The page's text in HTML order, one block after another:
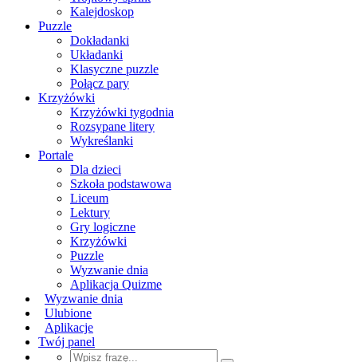
Kalejdoskop
Puzzle
Dokładanki
Układanki
Klasyczne puzzle
Połącz pary
Krzyżówki
Krzyżówki tygodnia
Rozsypane litery
Wykreślanki
Portale
Dla dzieci
Szkoła podstawowa
Liceum
Lektury
Gry logiczne
Krzyżówki
Puzzle
Wyzwanie dnia
Aplikacja Quizme
Wyzwanie dnia
Ulubione
Aplikacje
Twój panel